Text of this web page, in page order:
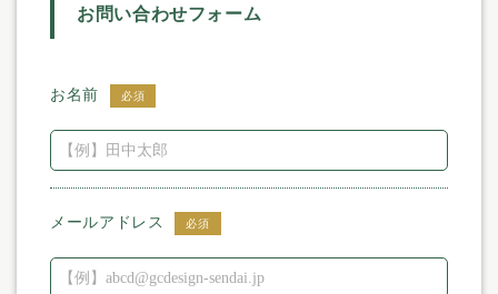
お問い合わせフォーム
お名前 必須
メールアドレス 必須